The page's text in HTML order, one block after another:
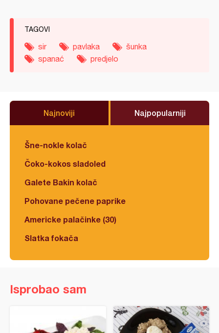
TAGOVI
sir pavlaka
šunka
spanać
predjelo
Najnoviji Najpopularniji
Šne-nokle kolač
Čoko-kokos sladoled
Galete Bakin kolač
Pohovane pečene paprike
Americke palačinke (30)
Slatka fokača
Isprobao sam